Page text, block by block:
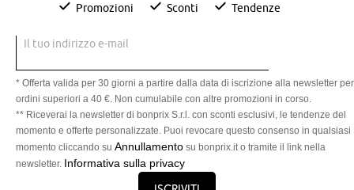
Promozioni Sconti Tendenze
Il tuo indirizzo e-mail
* Offerta valida per 30 giorni a partire dalla data di iscrizione alla newsletter per
ordini superiori a 40 €. Non cumulabile con altre promozioni in corso.
** Riceverai la newsletter di bonprix S.r.l. con sconti esclusivi, le tendenze del
momento e offerte personalizzate. Puoi revocare questo consenso in qualsiasi
momento cliccando su Annullamento su bonprix.it o tramite il link nella
newsletter. Informativa sulla privacy